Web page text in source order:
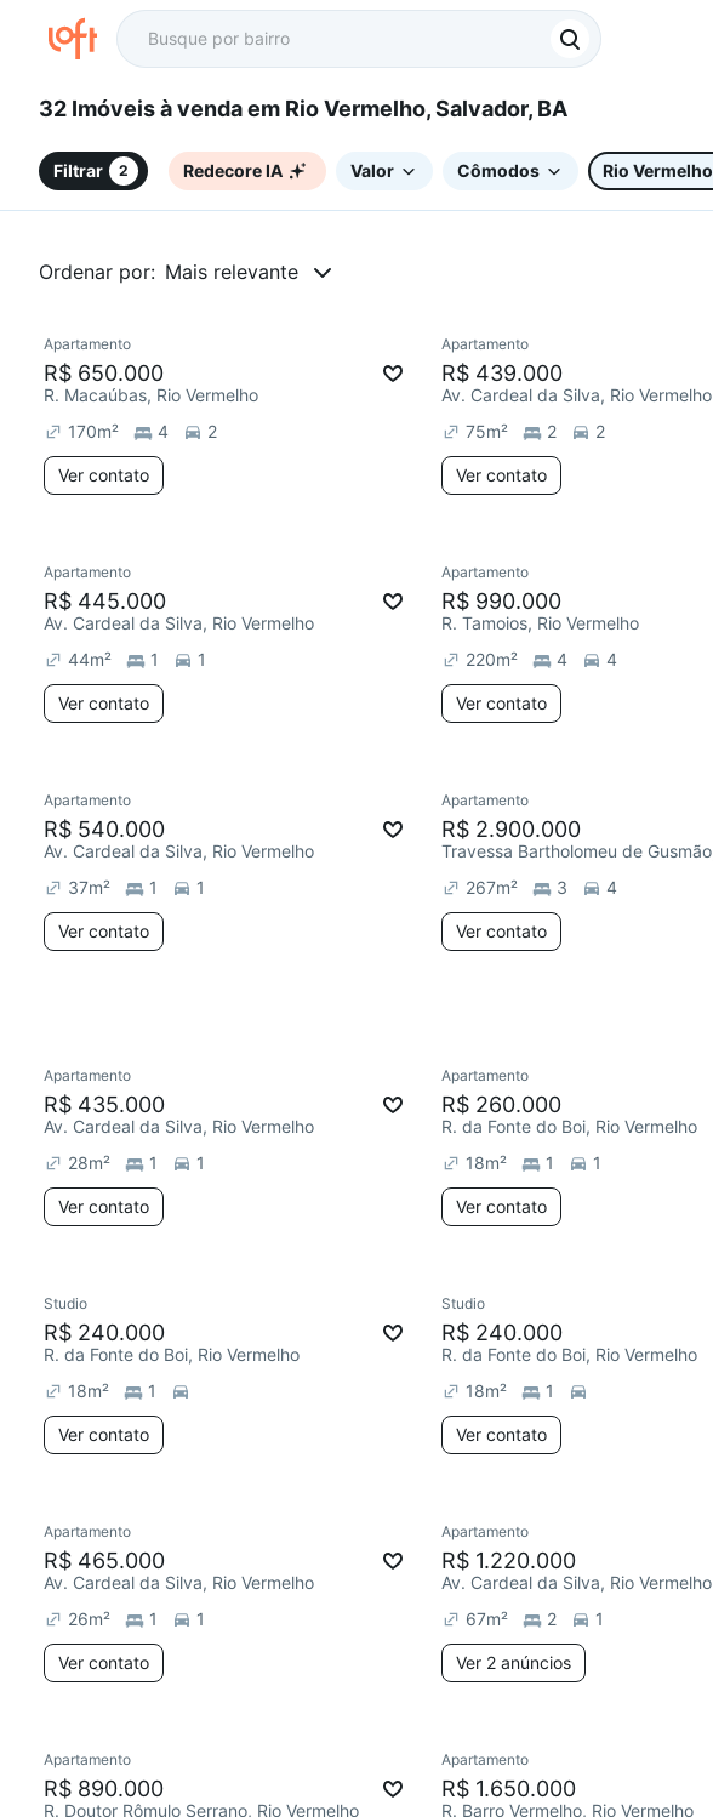
32 Imóveis à venda em Rio Vermelho, Salvador, BA
Filtrar 2 Redecore IA Valor Cômodos Rio Vermelho
Ordenar por: Mais relevante
Redecorar
Apartamento
R$ 650.000
R. Macaúbas, Rio Vermelho
170m² 4 2
Ver contato
Redecorar
Apartamento
R$ 439.000
Av. Cardeal da Silva, Rio Vermelho
75m² 2 2
Ver contato
Redecorar
Apartamento
R$ 445.000
Av. Cardeal da Silva, Rio Vermelho
44m² 1 1
Ver contato
Chegou este mês
Apartamento
R$ 990.000
R. Tamoios, Rio Vermelho
220m² 4 4
Ver contato
Apartamento
R$ 540.000
Av. Cardeal da Silva, Rio Vermelho
37m² 1 1
Ver contato
Redecorar
Apartamento
R$ 2.900.000
267m² 3 4
Ver contato
Apartamento
R$ 435.000
Av. Cardeal da Silva, Rio Vermelho
28m² 1 1
Ver contato
Apartamento
R$ 260.000
R. da Fonte do Boi, Rio Vermelho
18m² 1 1
Ver contato
Studio
R$ 240.000
R. da Fonte do Boi, Rio Vermelho
18m² 1
Ver contato
Studio
R$ 240.000
R. da Fonte do Boi, Rio Vermelho
18m² 1
Ver contato
Apartamento
R$ 465.000
Av. Cardeal da Silva, Rio Vermelho
26m² 1 1
Ver contato
Apartamento
R$ 1.220.000
Av. Cardeal da Silva, Rio Vermelho
67m² 2 1
Ver 2 anúncios
Apartamento
R$ 890.000
R. Doutor Rômulo Serrano, Rio Vermelho
Apartamento
R$ 1.650.000
R. Barro Vermelho, Rio Vermelho